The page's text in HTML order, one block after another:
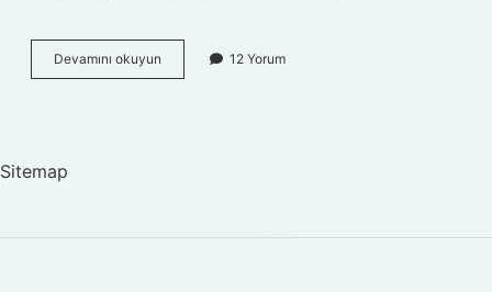
Devamını okuyun
Sağlığı
12 Yorum
Sitemap